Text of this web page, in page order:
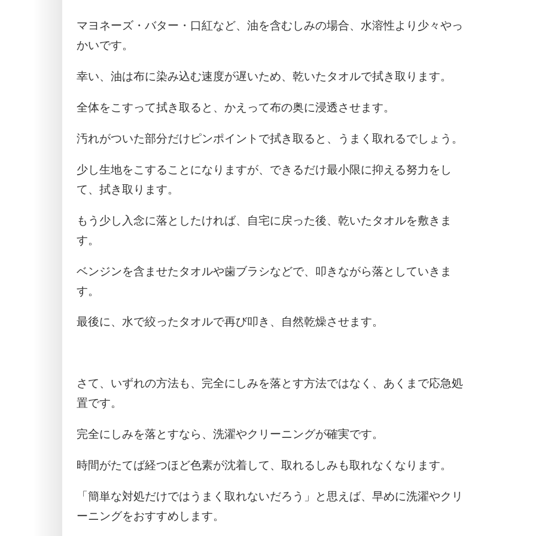
マヨネーズ・バター・口紅など、油を含むしみの場合、水溶性より少々やっ
かいです。
幸い、油は布に染み込む速度が遅いため、乾いたタオルで拭き取ります。
全体をこすって拭き取ると、かえって布の奥に浸透させます。
汚れがついた部分だけピンポイントで拭き取ると、うまく取れるでしょう。
少し生地をこすることになりますが、できるだけ最小限に抑える努力をし
て、拭き取ります。
もう少し入念に落としたければ、自宅に戻った後、乾いたタオルを敷きま
す。
ベンジンを含ませたタオルや歯ブラシなどで、叩きながら落としていきま
す。
最後に、水で絞ったタオルで再び叩き、自然乾燥させます。
さて、いずれの方法も、完全にしみを落とす方法ではなく、あくまで応急処
置です。
完全にしみを落とすなら、洗濯やクリーニングが確実です。
時間がたてば経つほど色素が沈着して、取れるしみも取れなくなります。
「簡単な対処だけではうまく取れないだろう」と思えば、早めに洗濯やクリ
ーニングをおすすめします。